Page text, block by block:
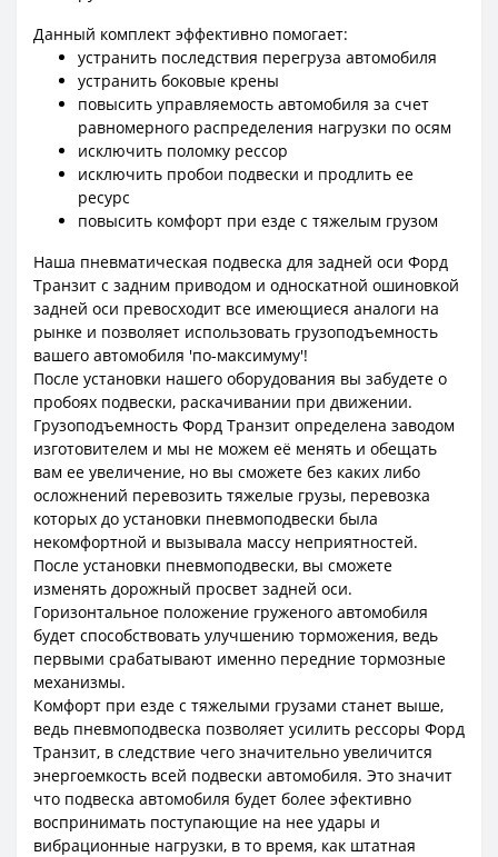
Данный комплект эффективно помогает:
устранить последствия перегруза автомобиля
устранить боковые крены
повысить управляемость автомобиля за счет
равномерного распределения нагрузки по осям
исключить поломку рессор
исключить пробои подвески и продлить ее
ресурс
повысить комфорт при езде с тяжелым грузом
Наша пневматическая подвеска для задней оси Форд
Транзит с задним приводом и односкатной ошиновкой
задней оси превосходит все имеющиеся аналоги на
рынке и позволяет использовать грузоподъемность
вашего автомобиля 'по-максимуму'!
После установки нашего оборудования вы забудете о
пробоях подвески, раскачивании при движении.
Грузоподъемность Форд Транзит определена заводом
изготовителем и мы не можем её менять и обещать
вам ее увеличение, но вы сможете без каких либо
осложнений перевозить тяжелые грузы, перевозка
которых до установки пневмоподвески была
некомфортной и вызывала массу неприятностей.
После установки пневмоподвески, вы сможете
изменять дорожный просвет задней оси.
Горизонтальное положение груженого автомобиля
будет способствовать улучшению торможения, ведь
первыми срабатывают именно передние тормозные
механизмы.
Комфорт при езде с тяжелыми грузами станет выше,
ведь пневмоподвеска позволяет усилить рессоры Форд
Транзит, в следствие чего значительно увеличится
энергоемкость всей подвески автомобиля. Это значит
что подвеска автомобиля будет более эфективно
воспринимать поступающие на нее удары и
вибрационные нагрузки, в то время, как штатная